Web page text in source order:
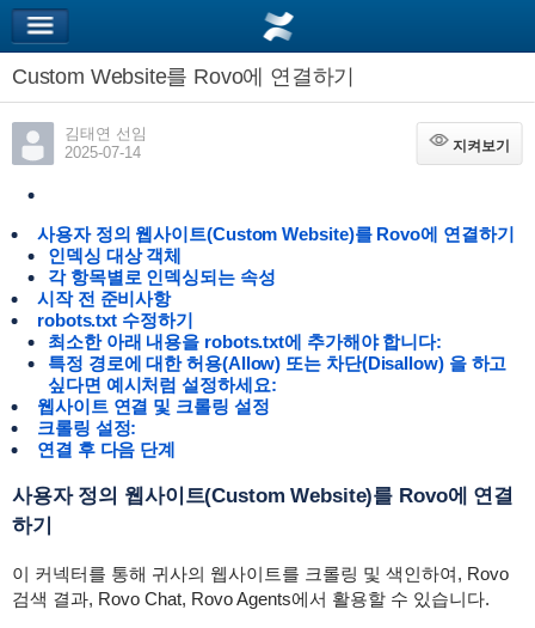
Custom Website를 Rovo에 연결하기
김태연 선임
2025-07-14
지켜보기
지켜보기
사용자 정의 웹사이트(Custom Website)를 Rovo에 연결하기
인덱싱 대상 객체
각 항목별로 인덱싱되는 속성
시작 전 준비사항
robots.txt 수정하기
최소한 아래 내용을 robots.txt에 추가해야 합니다:
특정 경로에 대한 허용(Allow) 또는 차단(Disallow) 을 하고
싶다면 예시처럼 설정하세요:
웹사이트 연결 및 크롤링 설정
크롤링 설정:
연결 후 다음 단계
사용자 정의 웹사이트(Custom Website)를 Rovo에 연결
하기
이 커넥터를 통해 귀사의 웹사이트를 크롤링 및 색인하여, Rovo
검색 결과, Rovo Chat, Rovo Agents에서 활용할 수 있습니다.